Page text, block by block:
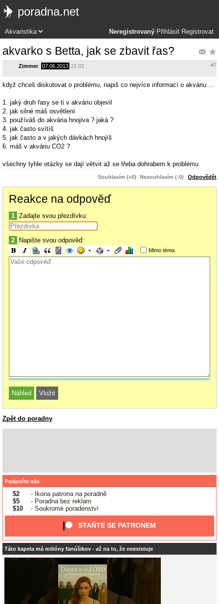
poradna.net
Neregistrovaný Přihlásit Registrovat
akvarko s Betta, jak se zbavit řas?
Zimmer, 07.06.2013 21:02 #7
když chceš diskutovat o problému, napiš co nejvíce informací o akváriu ...
1. jaký druh řasy se ti v akváriu objevil
2. jak silné máš osvětlení
3. používáš do akvária hnojiva ? jaká ?
4. jak často svítíš
5. jak často a v jakých dávkách hnojíš
6. máš v akváriu CO2 ?
všechny tyhle otázky se dají větvit až se třeba dohrabem k problému
Souhlasím (+0) Nesouhlasím (-0) Odpovědět
Reakce na odpověď
1 Zadajte svou přezdívku:
2 Napište svou odpověď:
Mimo téma
Zpět do poradny
Podpořte nás
$2
- Ikona patrona na poradně
$5
- Poradna bez reklam
$10
- Soukromé poradenství
STAŇTE SE PATRONEM
Táto kapela má milióny fanúšikov - až na to, že neexistuje